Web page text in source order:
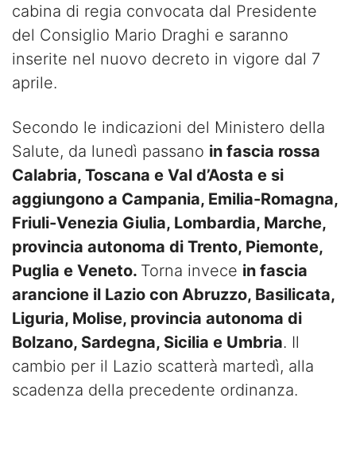
cabina di regia convocata dal Presidente
del Consiglio Mario Draghi e saranno
inserite nel nuovo decreto in vigore dal 7
aprile.
Secondo le indicazioni del Ministero della
Salute, da lunedì passano in fascia rossa
Calabria, Toscana e Val d’Aosta e si
aggiungono a Campania, Emilia-Romagna,
Friuli-Venezia Giulia, Lombardia, Marche,
provincia autonoma di Trento, Piemonte,
Puglia e Veneto. Torna invece in fascia
arancione il Lazio con Abruzzo, Basilicata,
Liguria, Molise, provincia autonoma di
Bolzano, Sardegna, Sicilia e Umbria. Il
cambio per il Lazio scatterà martedì, alla
scadenza della precedente ordinanza.